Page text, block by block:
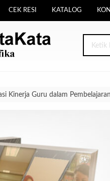
CEK RESI KATALOG
Kinerja Guru dalam